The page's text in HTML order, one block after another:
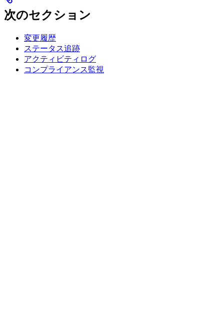
次のセクション
変更履歴
ステータス追跡
アクティビティログ
コンプライアンス監視